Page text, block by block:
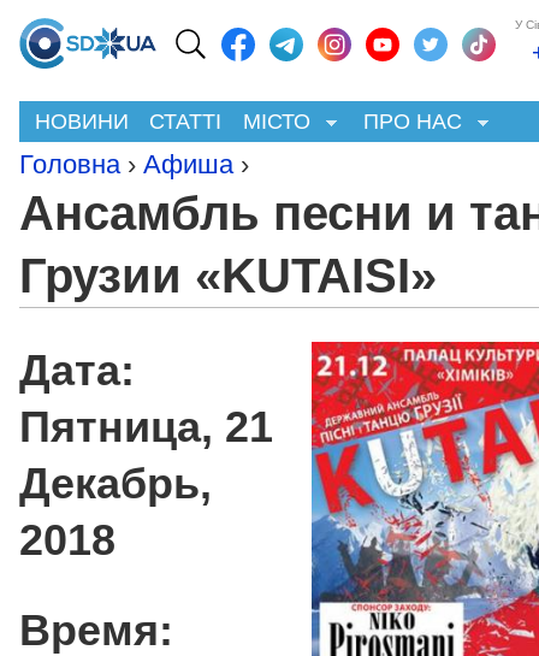
У
НОВИНИ СТАТТІ МІСТО ПРО НАС
Головна › Афиша ›
Ансамбль песни и
Грузии «KUTAISI»
Дата:
Пятница, 21
Декабрь,
2018
Время: